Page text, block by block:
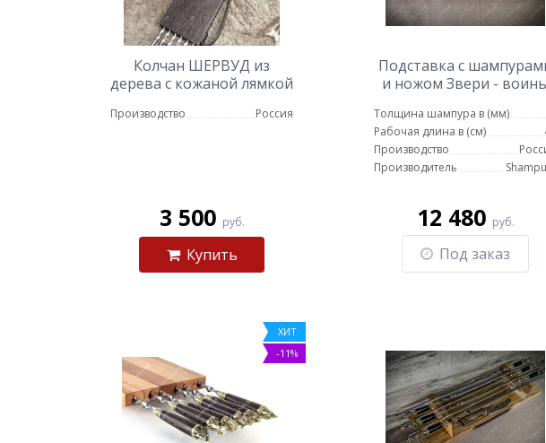
Колчан ШЕРВУД из
дерева с кожаной лямкой
Производство Россия
3 500 руб.
Купить
Подставка с
и ножом Звери -
Толщина шампура в (мм)
Рабочая длина в (см)
Производство
Производитель
12 480 руб.
Под заказ
ХИТ
-11%